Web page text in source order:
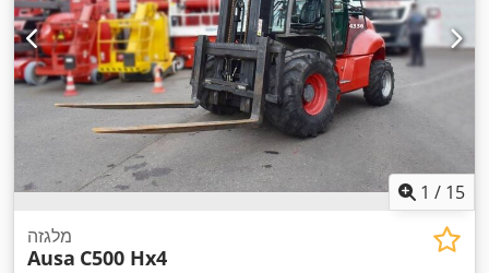
1 / 15
מלגזה
Ausa C500 Hx4